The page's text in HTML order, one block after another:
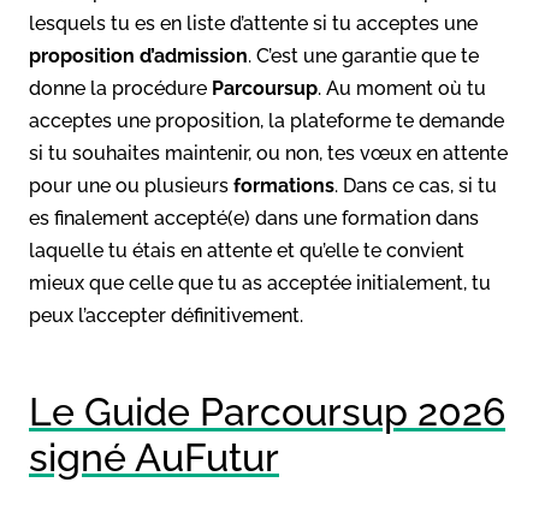
lesquels tu es en liste d’attente si tu acceptes une
proposition d’admission. C’est une garantie que te
donne la procédure Parcoursup. Au moment où tu
acceptes une proposition, la plateforme te demande
si tu souhaites maintenir, ou non, tes vœux en attente
pour une ou plusieurs formations. Dans ce cas, si tu
es finalement accepté(e) dans une formation dans
laquelle tu étais en attente et qu’elle te convient
mieux que celle que tu as acceptée initialement, tu
peux l’accepter définitivement.
Le Guide Parcoursup 2026
signé AuFutur